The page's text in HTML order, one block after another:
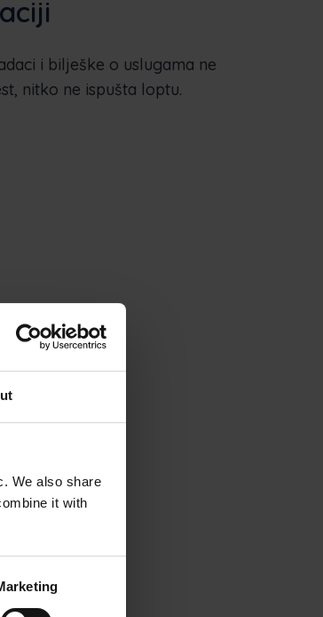
We also share
it with
i bilješke o uslugama ne
nitko ne ispušta loptu.